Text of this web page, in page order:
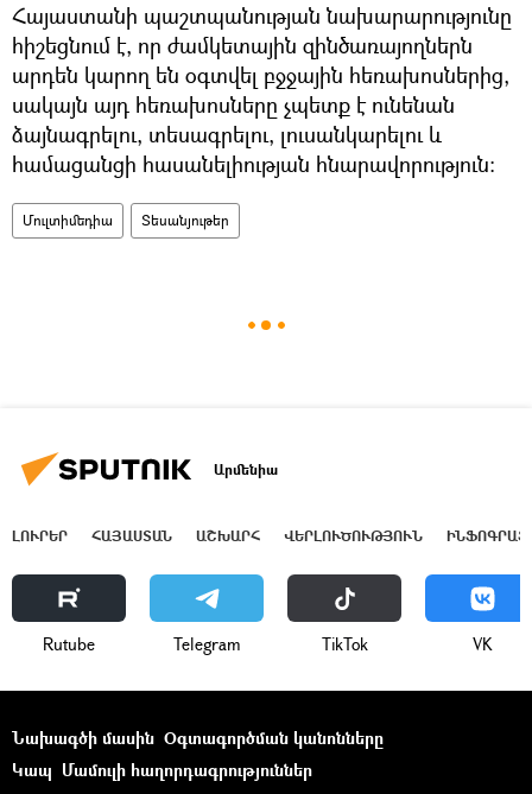
Հայաստանի պաշտպանության նախարարությունը
հիշեցնում է, որ ժամկետային զինծառայողներն
արդեն կարող են օգտվել բջջային հեռախոսներից,
սակայն այդ հեռախոսները չպետք է ունենան
ձայնագրելու, տեսագրելու, լուսանկարելու և
համացանցի հասանելիության հնարավորություն։
Մուլտիմեդիա Տեսանյութեր
Արմենիա
ԼՈՒՐԵՐ ՀԱՅԱՍՏԱՆ ԱՇԽԱՐՀ ՎԵՐԼՈՒԾՈՒԹՅՈՒՆ
Rutube Telegram ТikТоk VK
Նախագծի մասին Օգտագործման կանոնները
Կապ Մամուլի հաղորդագրություններ